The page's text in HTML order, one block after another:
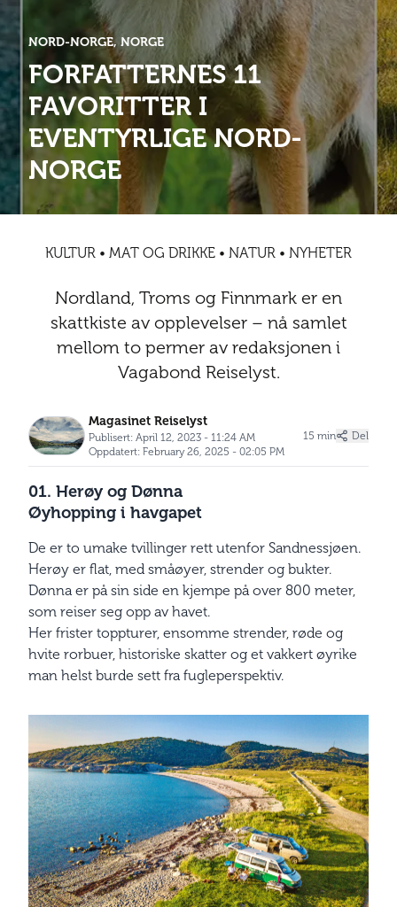
Mat og drikke
Natur
Nyheter
Storby
Trender
Sør-Amerika
Abonnementsfordeler
Våre vilkår og personvernpolicy
Presse
Annonsere
Abonnementsfordeler
Digitalutgaver
Nyheter Sol og bad
Spa og luksus Storby
Trender Vinter
NORD-NORGE, NORGE
FORFATTERNES 11
FAVORITTER I
EVENTYRLIGE NORD-
NORGE
KULTUR • MAT OG DRIKKE • NATUR • NYHETER
Nordland, Troms og Finnmark er en
skattkiste av opplevelser – nå samlet
mellom to permer av redaksjonen i
Vagabond Reiselyst.
Magasinet Reiselyst
Publisert: April 12, 2023 - 11:24 AM
Oppdatert: February 26, 2025 - 02:05 PM
15 min Del
01. Herøy og Dønna
Øyhopping i havgapet
De er to umake tvillinger rett utenfor Sandnessjøen.
Herøy er flat, med småøyer, strender og bukter.
Dønna er på sin side en kjempe på over 800 meter,
som reiser seg opp av havet.
Her frister toppturer, ensomme strender, røde og
hvite rorbuer, historiske skatter og et vakkert øyrike
man helst burde sett fra fugleperspektiv.